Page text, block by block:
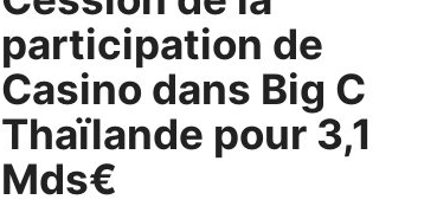
participation de
Casino dans Big C
Thaïlande pour 3,1
Mds€